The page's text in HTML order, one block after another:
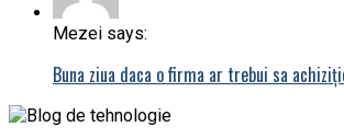
Mezei says:
Buna ziua daca o firma ar trebui sa